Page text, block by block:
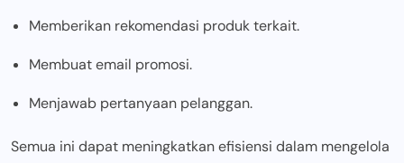
Memberikan rekomendasi produk terkait.
Membuat email promosi.
Menjawab pertanyaan pelanggan.
Semua ini dapat meningkatkan efisiensi dalam mengelola